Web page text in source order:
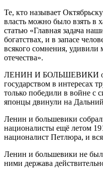
Те, кто называет
власть можно было взять в
статью «Главная задача
богатствах, и в запасе
всякого сомнения,
отечества».
ЛЕНИН И БОЛЬШЕВИКИ
государством в интересах
только победили в войне с
японцы двинули на
Ленин и большевики
националисты ещё летом
националист Петлюра, и
Ленин и большевики не
ними держава